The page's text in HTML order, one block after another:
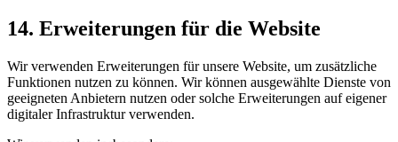
14. Erweiterungen für die Website
Wir verwenden Erweiterungen für unsere Website, um zusätzliche
Funktionen nutzen zu können. Wir können ausgewählte Dienste von
geeigneten Anbietern nutzen oder solche Erweiterungen auf eigener
digitaler Infrastruktur verwenden.